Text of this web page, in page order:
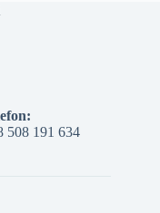
508 191 634